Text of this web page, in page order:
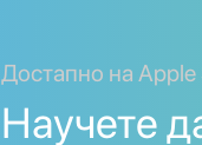
Достапно на
Научете